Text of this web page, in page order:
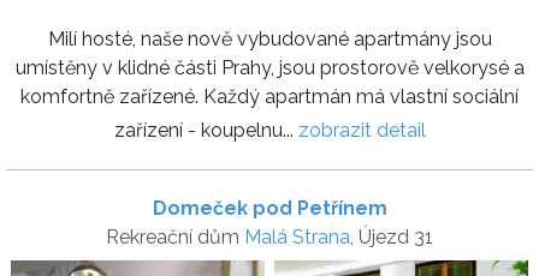
Milí hosté, naše nově vybudované apartmány jsou
umístěny v klidné části Prahy, jsou prostorově velkorysé a
komfortně zařízené. Každý apartmán má vlastní sociální
zařízení - koupelnu... zobrazit detail
Domeček pod Petřínem
Rekreační dům Malá Strana, Újezd 31